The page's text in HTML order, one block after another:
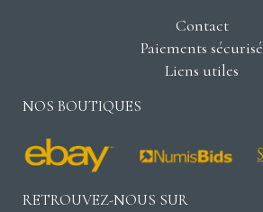
Contact
Paiements sécurisé
Liens utiles
NOS BOUTIQUES
RETROUVEZ-NOUS SUR